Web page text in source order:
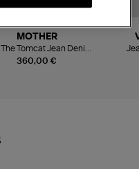
360,00 €
MOTHER
Tomcat Jean Denim
Kneeling On Stones